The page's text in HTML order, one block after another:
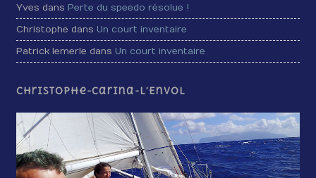
Yves dans Perte du speedo résolue !
Christophe dans Un court inventaire
Patrick lemerle dans Un court inventaire
Christophe-Carina-L’Envol